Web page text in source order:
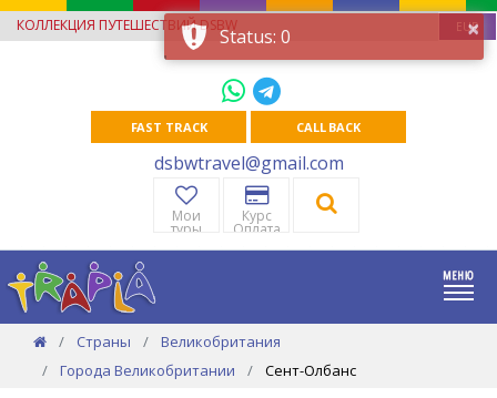
КОЛЛЕКЦИЯ ПУТЕШЕСТВИЙ DSBW EUR
FAST TRACK CALL BACK
dsbwtravel@gmail.com
Мои
туры
Курс
Оплата
Страны
Великобритания
Города Великобритании
Сент-Олбанс
×
Status: 0